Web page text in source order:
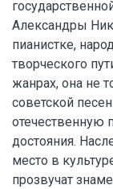
Александры
пианистке,
творческого
жанрах, она не
советской
отечественную
достояния.
место в
прозвучат